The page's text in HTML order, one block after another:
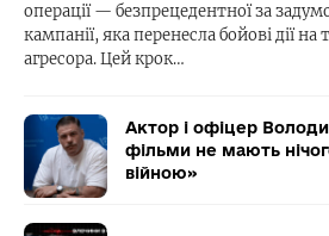
операції — безпрецедентної за
кампанії, яка перенесла бойові дії
агресора. Цей крок…
Актор і офіцер
фільми не мають
війною»